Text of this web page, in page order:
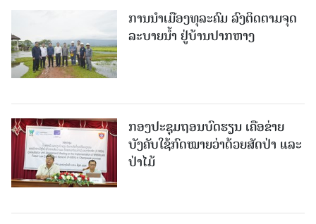
ການນໍາເມືອງທຸລະຄົມ ລົງຕິດຕາມຈຸດ
ລະບາຍນໍ້າ ຢູ່ບ້ານປາກຫາງ
ກອງປະຊຸມຖອນບົດຮຽນ ເຄືອຂ່າຍ
ບັງຄັບໃຊ້ກົດໝາຍວ່າດ້ວຍສັດປ່າ ແລະ
ປ່າໄມ້